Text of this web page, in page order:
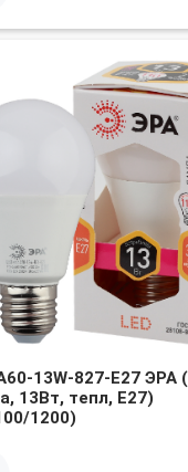
13W-827-E27 ЭРА
13Вт, тепл, E27)
1200)